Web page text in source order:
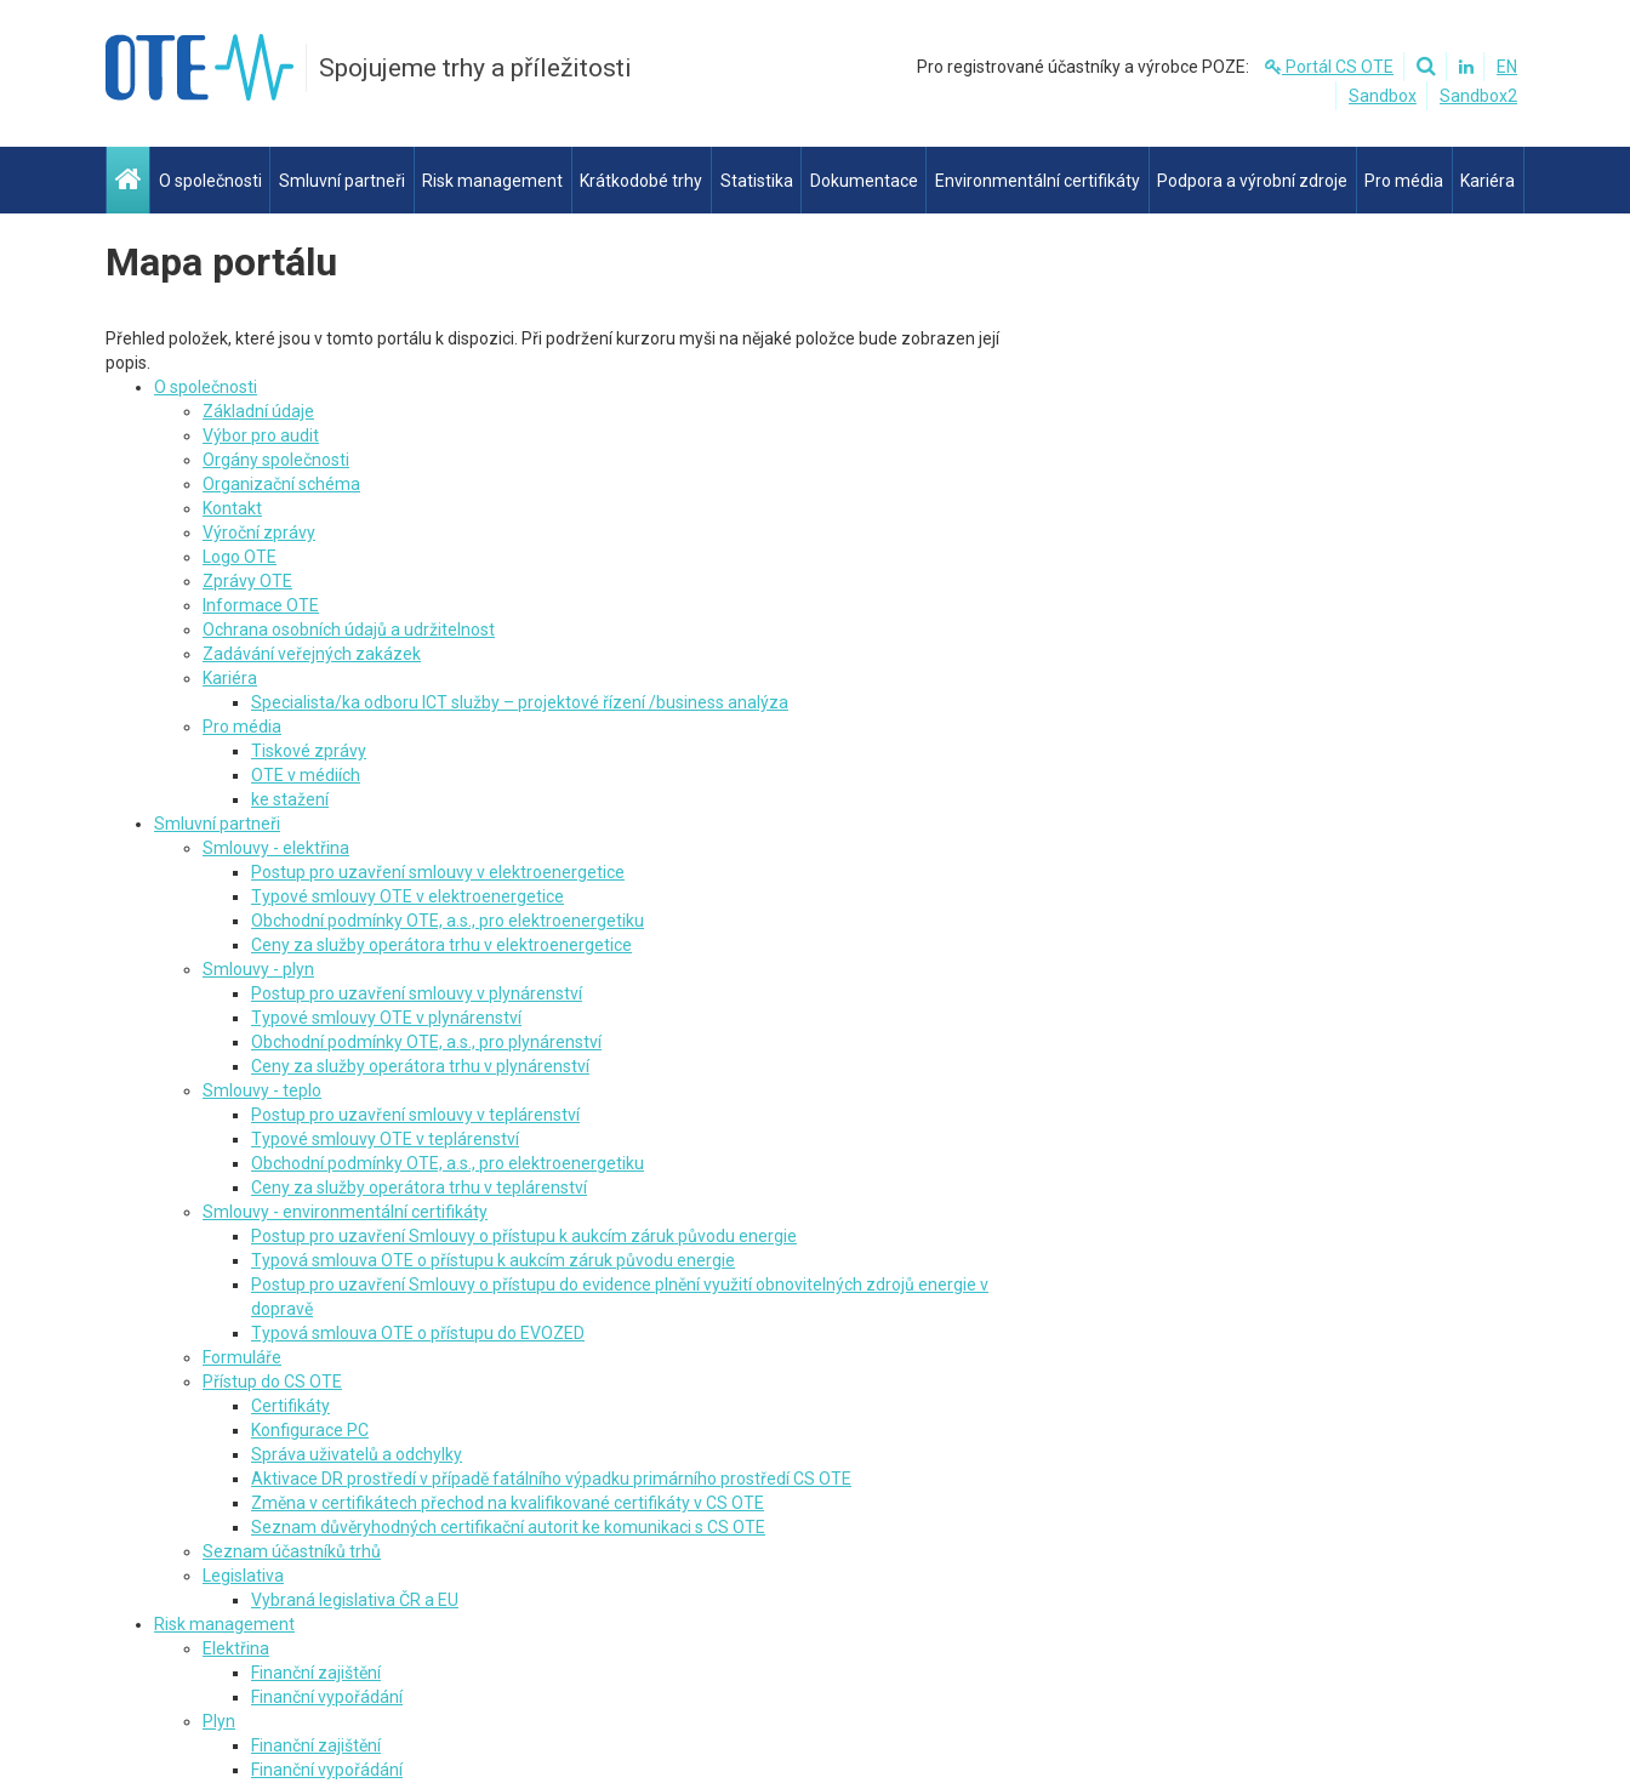
Spojujeme trhy a příležitosti Pro registrované účastníky a výrobce POZE: Portál CS OTE
EN
Sandbox
Sandbox2
O společnosti Smluvní partneři Risk management Krátkodobé trhy Statistika Dokumentace Environmentální certifikáty Podpora a výrobní zdroje Pro média Kariéra
Mapa portálu
Přehled položek, které jsou v tomto portálu k dispozici. Při podržení kurzoru myši na nějaké položce bude zobrazen její
popis.
O společnosti
Základní údaje
Výbor pro audit
Orgány společnosti
Organizační schéma
Kontakt
Výroční zprávy
Logo OTE
Zprávy OTE
Informace OTE
Ochrana osobních údajů a udržitelnost
Zadávání veřejných zakázek
Kariéra
Specialista/ka odboru ICT služby – projektové řízení /business analýza
Pro média
Tiskové zprávy
OTE v médiích
ke stažení
Smluvní partneři
Smlouvy - elektřina
Postup pro uzavření smlouvy v elektroenergetice
Typové smlouvy OTE v elektroenergetice
Obchodní podmínky OTE, a.s., pro elektroenergetiku
Ceny za služby operátora trhu v elektroenergetice
Smlouvy - plyn
Postup pro uzavření smlouvy v plynárenství
Typové smlouvy OTE v plynárenství
Obchodní podmínky OTE, a.s., pro plynárenství
Ceny za služby operátora trhu v plynárenství
Smlouvy - teplo
Postup pro uzavření smlouvy v teplárenství
Typové smlouvy OTE v teplárenství
Obchodní podmínky OTE, a.s., pro elektroenergetiku
Ceny za služby operátora trhu v teplárenství
Smlouvy - environmentální certifikáty
Postup pro uzavření Smlouvy o přístupu k aukcím záruk původu energie
Typová smlouva OTE o přístupu k aukcím záruk původu energie
Postup pro uzavření Smlouvy o přístupu do evidence plnění využití obnovitelných zdrojů energie v
dopravě
Typová smlouva OTE o přístupu do EVOZED
Formuláře
Přístup do CS OTE
Certifikáty
Konfigurace PC
Správa uživatelů a odchylky
Aktivace DR prostředí v případě fatálního výpadku primárního prostředí CS OTE
Změna v certifikátech přechod na kvalifikované certifikáty v CS OTE
Seznam důvěryhodných certifikační autorit ke komunikaci s CS OTE
Seznam účastníků trhů
Legislativa
Vybraná legislativa ČR a EU
Risk management
Elektřina
Finanční zajištění
Finanční vypořádání
Plyn
Finanční zajištění
Finanční vypořádání